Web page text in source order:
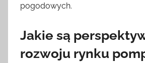
pogodowych.
Jakie są
rozwoju rynku